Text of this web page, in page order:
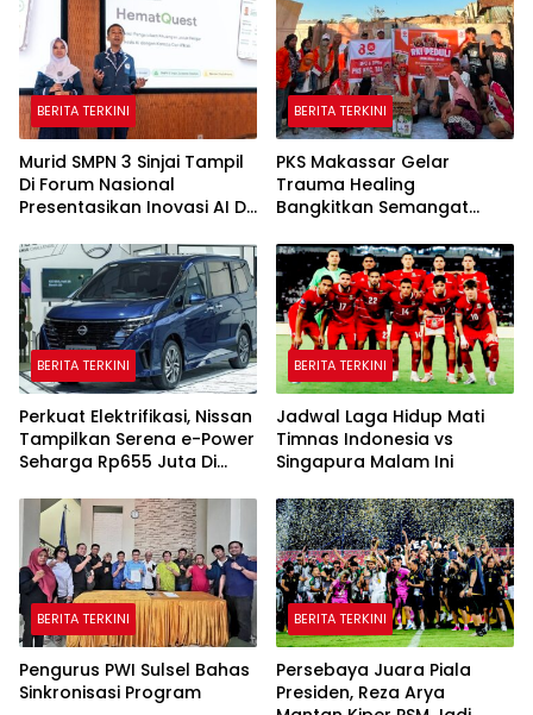
BERITA TERKINI
Murid SMPN 3 Sinjai Tampil
Di Forum Nasional
Presentasikan Inovasi AI Di
BERITA TERKINI
PKS Makassar Gelar
Trauma Healing
Bangkitkan Semangat
BERITA TERKINI
Perkuat Elektrifikasi, Nissan
Tampilkan Serena e-Power
Seharga Rp655 Juta Di
BERITA TERKINI
Jadwal Laga Hidup Mati
Timnas Indonesia vs
Singapura Malam Ini
BERITA TERKINI
Pengurus PWI Sulsel Bahas
Sinkronisasi Program
BERITA TERKINI
Persebaya Juara Piala
Presiden, Reza Arya